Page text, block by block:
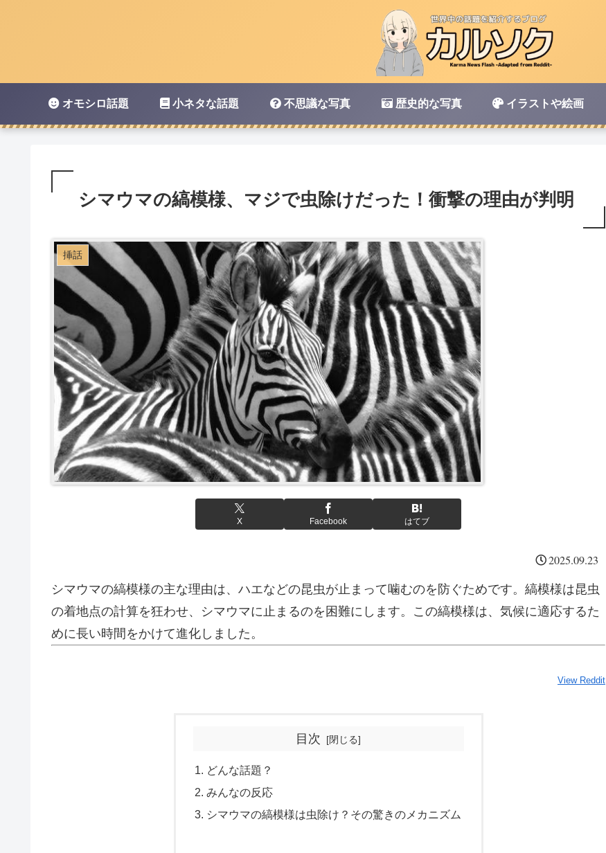
オモシロ話題 小ネタな話題 不思議な写真 歴史的な写真 イラストや絵画
シマウマの縞模様、マジで虫除けだった！衝撃の理由が判明
挿話
X Facebook はてブ
2025.09.23
シマウマの縞模様の主な理由は、ハエなどの昆虫が止まって噛むのを防ぐためです。縞模様は昆虫
の着地点の計算を狂わせ、シマウマに止まるのを困難にします。この縞模様は、気候に適応するた
めに長い時間をかけて進化しました。
View Reddit
目次
どんな話題？
みんなの反応
シマウマの縞模様は虫除け？その驚きのメカニズム